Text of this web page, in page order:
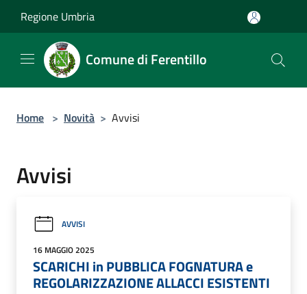
Regione Umbria
Comune di Ferentillo
Home > Novità > Avvisi
Avvisi
AVVISI
16 MAGGIO 2025
SCARICHI in PUBBLICA FOGNATURA e
REGOLARIZZAZIONE ALLACCI ESISTENTI